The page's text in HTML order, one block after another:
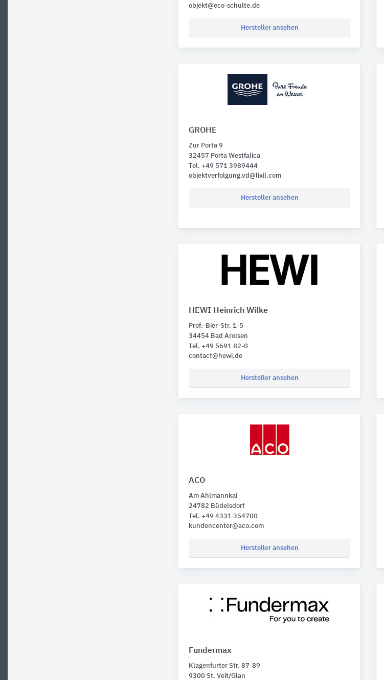
objekt@eco-schulte.de
Hersteller ansehen
GROHE
Zur Porta 9
32457 Porta Westfalica
Tel. +49 571 3989444
objektverfolgung.vd@lixil.com
Hersteller ansehen
HEWI Heinrich Wilke
Prof.-Bier-Str. 1-5
34454 Bad Arolsen
Tel. +49 5691 82-0
contact@hewi.de
Hersteller ansehen
ACO
Am Ahlmannkai
24782 Büdelsdorf
Tel. +49 4331 354700
kundencenter@aco.com
Hersteller ansehen
Fundermax
Klagenfurter Str. 87-89
9300 St. Veit/Glan